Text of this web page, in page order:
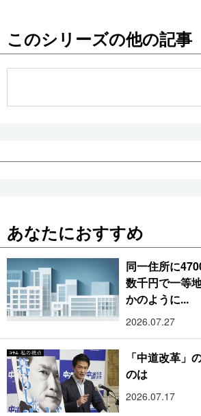
東京
このシリーズの他の記事
あなたにおすすめ
同一住所に
数千円で一等
かのように...
2026.07.27
「中道改革」
のは
2026.07.17